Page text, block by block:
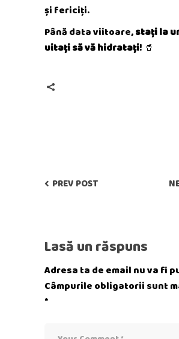
și fericiți.
Până data viitoare,stați la
uitați să vă hidratați! 🥤
PREV POST
Lasă un răspuns
Adresa ta de email nu va fi
Câmpurile obligatorii sunt
*